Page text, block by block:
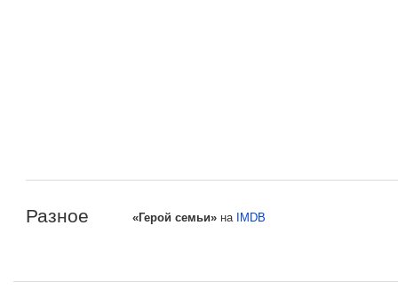
Разное «Герой семьи» на IMDB